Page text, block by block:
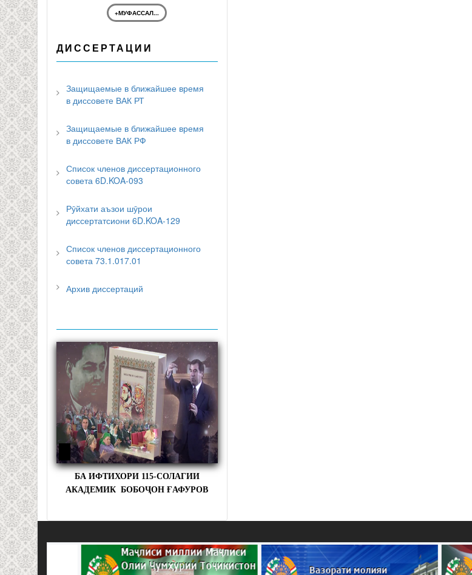
+МУФАССАЛ...
ДИССЕРТАЦИИ
Защищаемые в ближайшее время
в диссовете ВАК РТ
Защищаемые в ближайшее время
в диссовете ВАК РФ
Список членов диссертационного
совета 6D.KOA-093
Рӯйхати аъзои шӯрои
диссертатсиони 6D.KOA-129
Список членов диссертационного
совета 73.1.017.01
Архив диссертаций
БА ИФТИХОРИ 115-СОЛАГИИ
АКАДЕМИК БОБОҶОН ҒАФУРОВ